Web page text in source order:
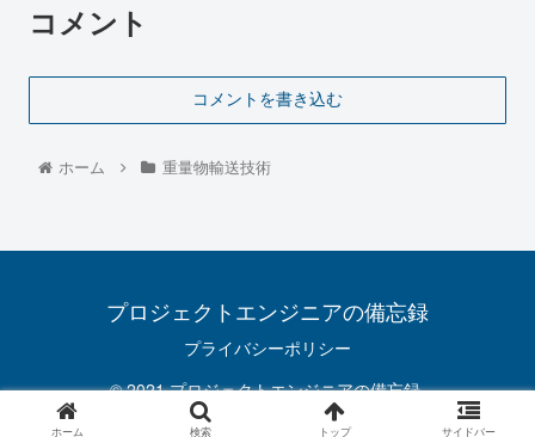
コメント
コメントを書き込む
ホーム 重量物輸送技術
プロジェクトエンジニアの備忘録
プライバシーポリシー
© 2021 プロジェクトエンジニアの備忘録.
ホーム 検索 トップ サイドバー